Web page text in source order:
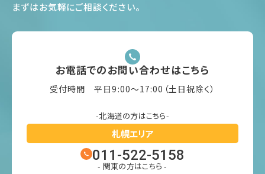
まずはお気軽にご相談ください。
お電話でのお問い合わせはこちら
受付時間 平日9:00〜17:00（土日祝除く）
-北海道の方はこちら-
札幌エリア
011-522-5158
- 関東の方はこちら -